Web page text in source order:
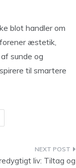
blot handler om
æstetik,
sunde og
til smartere
liv: Tiltag og